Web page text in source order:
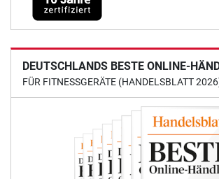
DEUTSCHLANDS BESTE ONLINE-
FÜR FITNESSGERÄTE (HANDELSBLATT